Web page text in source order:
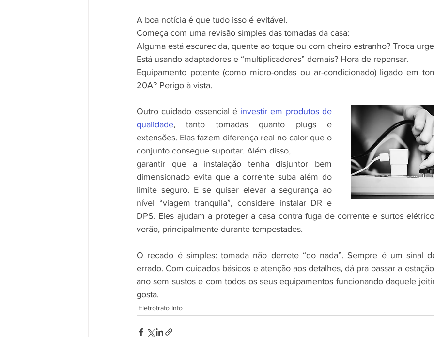
A boa notícia é que tudo isso é evitável.
Começa com uma revisão simples das tomadas da casa:
Alguma está escurecida, quente ao toque ou com cheiro estranho? Troca
Está usando adaptadores e “multiplicadores” demais? Hora de repensar.
Equipamento potente (como micro-ondas ou ar-condicionado) ligado em
20A? Perigo à vista.
Outro cuidado essencial é investir em produtos de
qualidade, tanto tomadas quanto plugs e
extensões. Elas fazem diferença real no calor que o
conjunto consegue suportar. Além disso,
garantir que a instalação tenha disjuntor bem
dimensionado evita que a corrente suba além do
limite seguro. E se quiser elevar a segurança ao
nível “viagem tranquila”, considere instalar DR e
DPS. Eles ajudam a proteger a casa contra fuga de corrente e surtos
verão, principalmente durante tempestades.
O recado é simples: tomada não derrete “do nada”. Sempre é um sinal
errado. Com cuidados básicos e atenção aos detalhes, dá pra passar a
ano sem sustos e com todos os seus equipamentos funcionando daquele
gosta.
Eletrotrafo Info